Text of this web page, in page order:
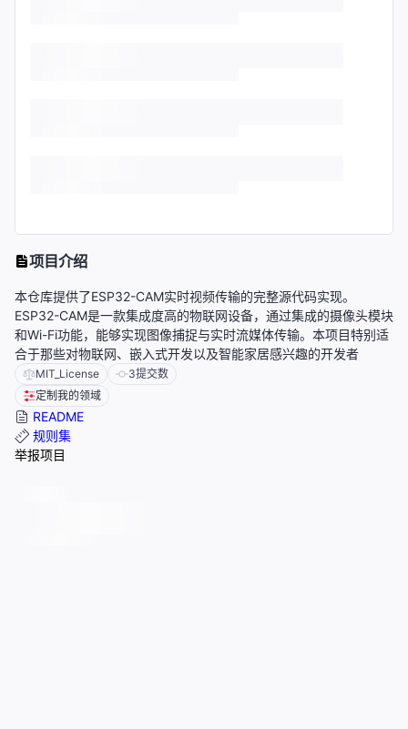
项目介绍
本仓库提供了ESP32-CAM实时视频传输的完整源代码实现。
ESP32-CAM是一款集成度高的物联网设备，通过集成的摄像头模块
和Wi-Fi功能，能够实现图像捕捉与实时流媒体传输。本项目特别适
合于那些对物联网、嵌入式开发以及智能家居感兴趣的开发者
MIT_License 3提交数
定制我的领域
README
规则集
举报项目